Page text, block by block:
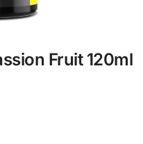
Fruit 120ml